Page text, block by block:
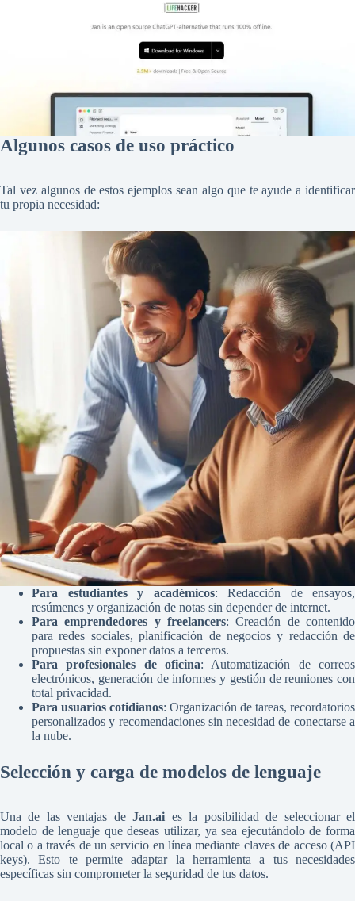
Algunos casos de uso práctico
Tal vez algunos de estos ejemplos sean algo que te ayude a identificar
tu propia necesidad:
Para estudiantes y académicos: Redacción de ensayos,
resúmenes y organización de notas sin depender de internet.
Para emprendedores y freelancers: Creación de contenido
para redes sociales, planificación de negocios y redacción de
propuestas sin exponer datos a terceros.
Para profesionales de oficina: Automatización de correos
electrónicos, generación de informes y gestión de reuniones con
total privacidad.
Para usuarios cotidianos: Organización de tareas, recordatorios
personalizados y recomendaciones sin necesidad de conectarse a
la nube.
Selección y carga de modelos de lenguaje
Una de las ventajas deJan.ai es la posibilidad de seleccionar el
modelo de lenguaje que deseas utilizar, ya sea ejecutándolo de forma
local o a través de un servicio en línea mediante claves de acceso (API
keys). Esto te permite adaptar la herramienta a tus necesidades
específicas sin comprometer la seguridad de tus datos.